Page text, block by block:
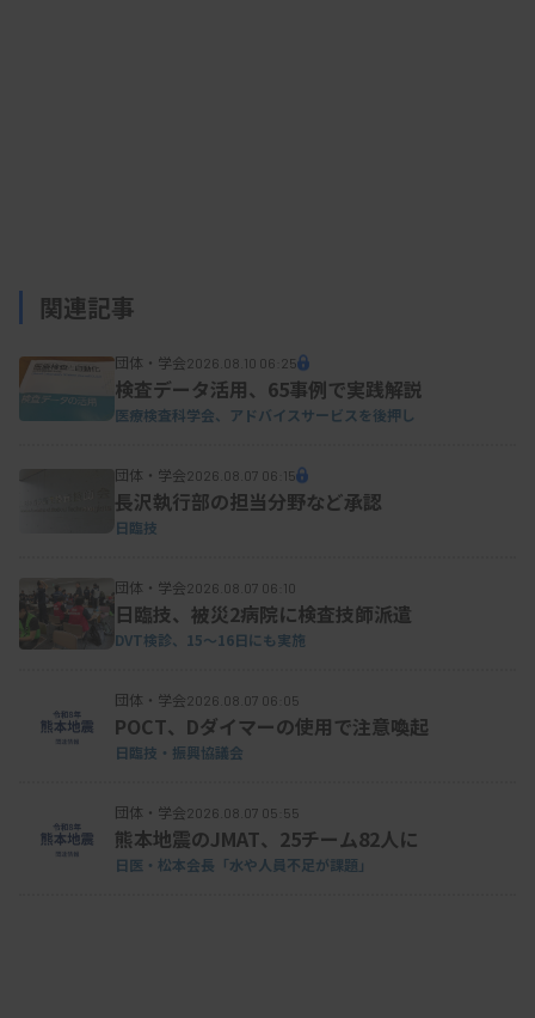
設、「臨床化学・免疫化学」40施設、「一般」39
ど。
関連記事
団体・学会2026.08.10 06:25
検査データ活用、65事例で実践解説
医療検査科学会、アドバイスサービスを後押し
団体・学会2026.08.07 06:15
長沢執行部の担当分野など承認
日臨技
団体・学会2026.08.07 06:10
日臨技、被災2病院に検査技師派遣
DVT検診、15～16日にも実施
団体・学会2026.08.07 06:05
POCT、Dダイマーの使用で注意喚起
日臨技・振興協議会
団体・学会2026.08.07 05:55
熊本地震のJMAT、25チーム82人に
日医・松本会長「水や人員不足が課題」